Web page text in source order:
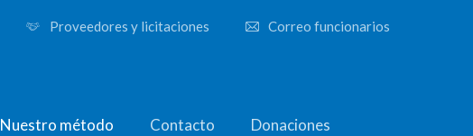
Proveedores y licitaciones Correo funcionarios
Nuestro método Contacto Donaciones